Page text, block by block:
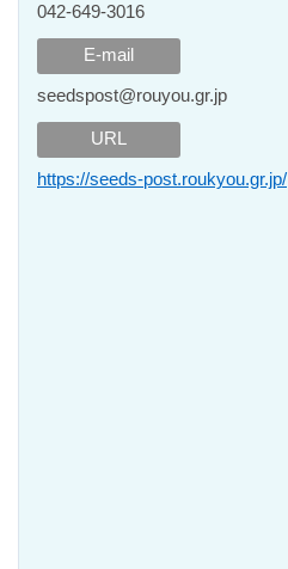
042‐649‐3016
E-mail
seedspost@rouyou.gr.jp
URL
https://seeds-post.roukyou.gr.jp/